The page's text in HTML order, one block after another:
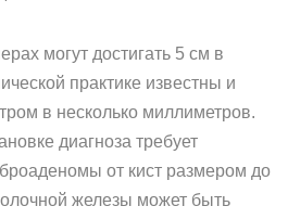
могут достигать 5 см в
практике известны и
в несколько миллиметров.
диагноза требует
от кист размером до
железы может быть